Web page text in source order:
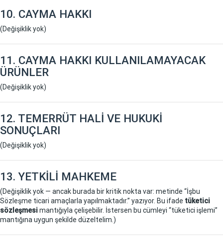
10. CAYMA HAKKI
(Değişiklik yok)
11. CAYMA HAKKI KULLANILAMAYACAK
ÜRÜNLER
(Değişiklik yok)
12. TEMERRÜT HALİ VE HUKUKİ
SONUÇLARI
(Değişiklik yok)
13. YETKİLİ MAHKEME
(Değişiklik yok — ancak burada bir kritik nokta var: metinde “İşbu
Sözleşme ticari amaçlarla yapılmaktadır.” yazıyor. Bu ifade tüketici
sözleşmesimantığıyla çelişebilir. İstersen bu cümleyi “tüketici işlemi”
mantığına uygun şekilde düzeltelim.)